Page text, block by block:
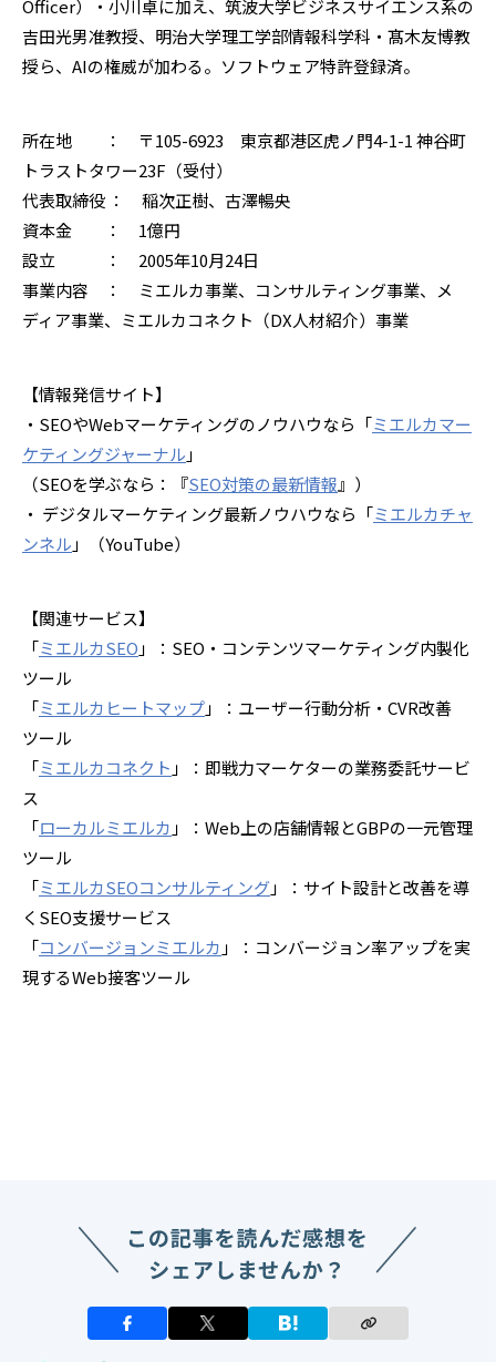
Officer）・小川卓に加え、筑波大学ビジネスサイエンス系の
吉田光男准教授、明治大学理工学部情報科学科・髙木友博教
授ら、 AIの権威が加わる。ソフトウェア特許登録済。
所在地 ： 〒105-6923 東京都港区虎ノ門4-1-1神谷町
トラストタワー23F （受付）
代表取締役 ： 稲次正樹、古澤暢央
資本金
： 1億円
設立
： 2005年10月24日
事業内容 ： ミエルカ事業、コンサルティング事業、メ
ディア事業、ミエルカコネクト（DX人材紹介）事業
【情報発信サイト】
・ SEOやWebマーケティングのノウハウなら「ミエルカマー
ケティングジャーナル 」
（SEOを学ぶなら：『SEO対策の最新情報』）
・ デジタルマーケティング最新ノウハウなら「ミエルカチャ
ンネル 」（YouTube）
【関連サービス】
「ミエルカSEO 」： SEO ・コンテンツマーケティング内製化
ツール
「ミエルカヒートマップ」：ユーザー行動分析・ CVR改善
ツール
「ミエルカコネクト 」：即戦力マーケターの業務委託サービ
ス
「ローカルミエルカ 」： Web上の店舗情報とGBPの一元管理
ツール
「ミエルカSEOコンサルティング」：サイト設計と改善を導
く SEO支援サービス
「コンバージョンミエルカ 」：コンバージョン率アップを実
現するWeb接客ツール